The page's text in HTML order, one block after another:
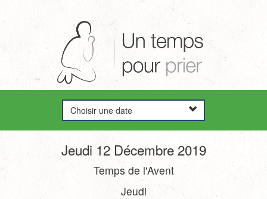
Choisir une date
Jeudi 12 Décembre 2019
Temps de l'Avent
Jeudi